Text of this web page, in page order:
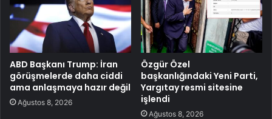
ABD Başkanı Trump: İran
görüşmelerde daha ciddi
ama anlaşmaya hazır değil
Ağustos 8, 2026
Özgür Özel
başkanlığındaki Yeni Parti,
Yargıtay resmi sitesine
işlendi
Ağustos 8, 2026